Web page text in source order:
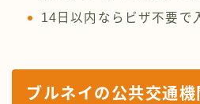
14日以内ならビザ不要で
ブルネイの公共交通機